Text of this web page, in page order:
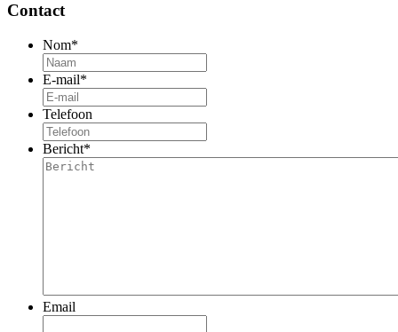
Contact
Nom*
E-mail*
Telefoon
Bericht*
Email